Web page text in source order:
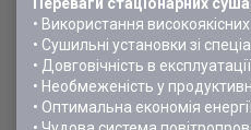
• Використання високоякісних
• Сушильні установки зі
• Довговічність в експлуатації
• Необмеженість у
• Оптимальна економія